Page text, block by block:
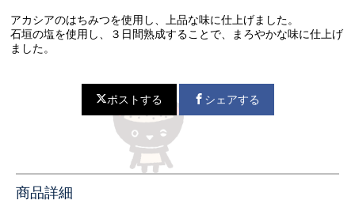
アカシアのはちみつを使用し、上品な味に仕上げました。
石垣の塩を使用し、３日間熟成することで、まろやかな味に仕上げ
ました。
ポストする シェアする
商品詳細